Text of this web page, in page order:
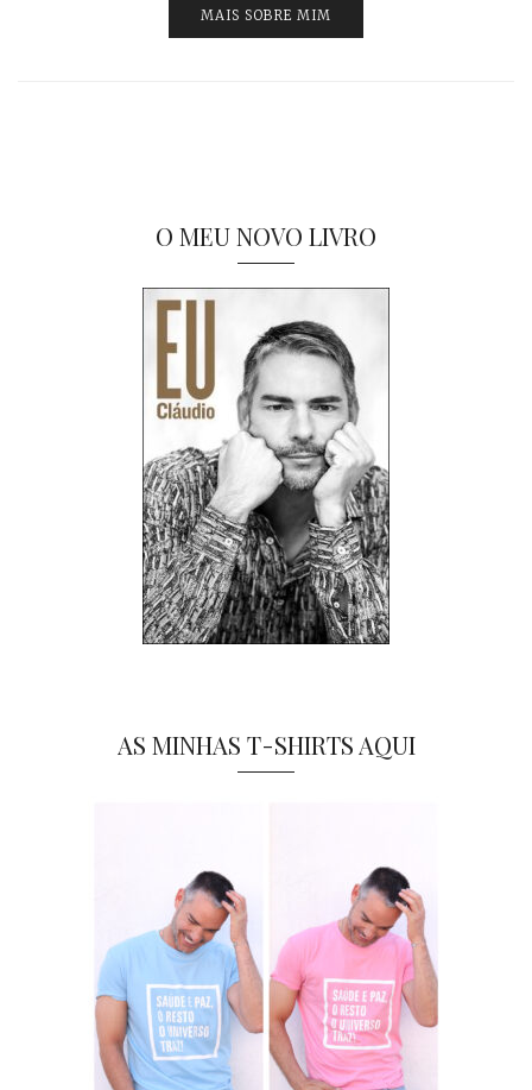
MAIS SOBRE MIM
O MEU NOVO LIVRO
AS MINHAS T-SHIRTS AQUI